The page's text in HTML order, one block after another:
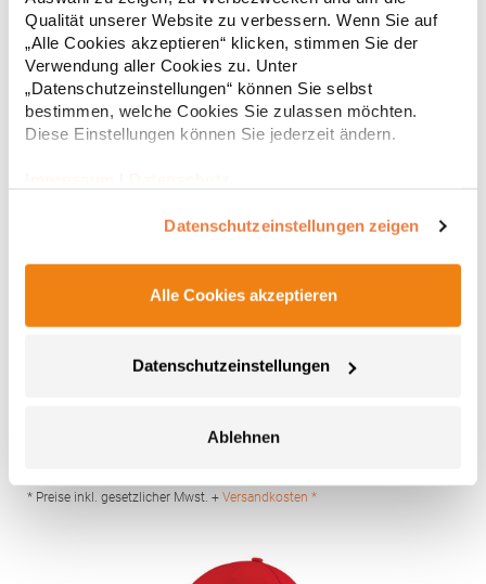
Qualität unserer Website zu verbessern. Wenn Sie auf
„Alle Cookies akzeptieren“ klicken, stimmen Sie der
Verwendung aller Cookies zu. Unter
„Datenschutzeinstellungen“ können Sie selbst
bestimmen, welche Cookies Sie zulassen möchten.
Diese Einstellungen können Sie jederzeit ändern.
Datenschutzeinstellungen zeigen
Alle Cookies akzeptieren
Datenschutzeinstellungen
Ablehnen
waschbarMaterialzusammensetzung: 96% Polyester / 4%
ElasthanArtikelname: Rope Detail Golf CapAngaben zur
Produktsicherheit: Herst.-Nr.: B194R Hersteller: Beechfield
Brands Europe B.V. Posthoornstraat 17 301IWD Rotterdam
Niederlande E-Mail: marketing@beechfield.com
* Preise inkl. gesetzlicher Mwst. +Versandkosten *
AT505 Atlantis Original Fernfahrerkappe
Front und Schirm gepolstertMaterialzusammensetzung: 100%
Via Giorgio La Pira 19 30027 San Donà di Piave Italien E-Mail:
* Preise inkl. gesetzlicher Mwst. + Versandkosten *